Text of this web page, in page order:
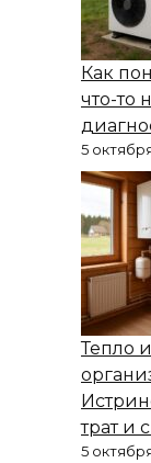
Как
что-то
5
Тепло
трат и
5